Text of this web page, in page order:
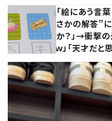
「絵にあう言
さかの解答”
か？」→衝撃
ｗ」「天才だと